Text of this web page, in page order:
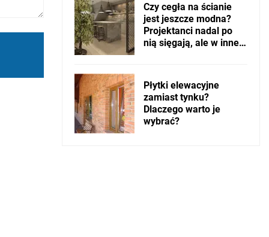
Czy cegła na ścianie
jest jeszcze modna?
Projektanci nadal po
nią sięgają, ale w innej
Płytki elewacyjne
zamiast tynku?
Dlaczego warto je
wybrać?